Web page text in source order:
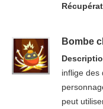
Bombe
inflige des
peut